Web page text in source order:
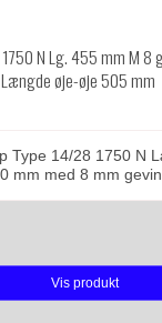
N Lg. 455 mm M 8
øje-øje 505 mm
Type 14/28 1750 N
mm med 8 mm
Vis produkt